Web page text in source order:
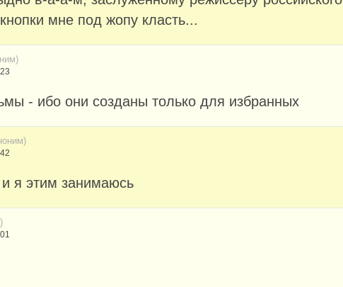
мне под жопу класть...
- ибо они созданы только для избранных
я этим занимаюсь